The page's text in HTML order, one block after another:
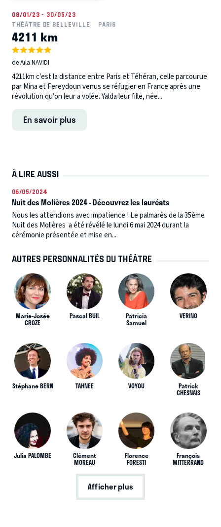
08/01/23 - 30/05/23
THÉÂTRE DE BELLEVILLE
PARIS
4211 km
de Aïla NAVIDI
4211km c’est la distance entre Paris et Téhéran, celle parcourue
par Mina et Fereydoun venus se réfugier en France après une
révolution qu’on leur a volée. Yalda leur fille, née...
En savoir plus
À LIRE AUSSI
06/05/2024
Nuit des Molières 2024 - Découvrez les lauréats
Nous les attendions avec impatience ! Le palmarès de la 35ème
Nuit des Molières a été révélé le lundi 6 mai 2024 durant la
cérémonie présentée et mise en...
AUTRES PERSONNALITÉS DU THÉÂTRE
Marie-Josée
CROZE
Pascal BUIL Patricia
Samuel
VERINO
Stéphane BERN TAHNEE VOYOU Patrick
CHESNAIS
Julia PALOMBE Clément
MOREAU
Florence
FORESTI
François
MITTERRAND
Afficher plus